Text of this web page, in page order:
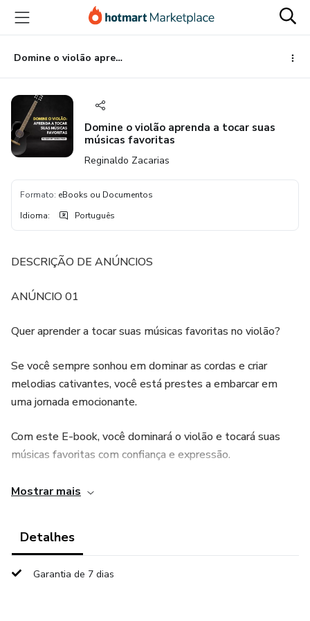
para
conteúdo
principal
para
pagamento
para
rodapé
Domine o violão aprenda a tocar suas músicas favoritas
Domine o violão aprenda a tocar suas
músicas favoritas
Reginaldo Zacarias
Formato: eBooks ou Documentos
Idioma: Português
DESCRIÇÃO DE ANÚNCIOS
ANÚNCIO 01
Quer aprender a tocar suas músicas favoritas no violão?
Se você sempre sonhou em dominar as cordas e criar
melodias cativantes, você está prestes a embarcar em
uma jornada emocionante.
Com este E-book, você dominará o violão e tocará suas
músicas favoritas com confiança e expressão.
👉 Toque em 'Saiba Mais' e garanta o seu E-book agora!
Quer aprender a tocar violão, mas não sabe por onde
começar?
Mostrar mais
Detalhes
Garantia de 7 dias